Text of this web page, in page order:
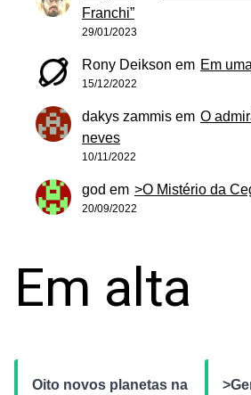
Franchi”
29/01/2023
Rony Deikson em Em
15/12/2022
dakys zammis em O
neves
10/11/2022
god em >O Mistério da
20/09/2022
Em alta
Oito novos planetas na